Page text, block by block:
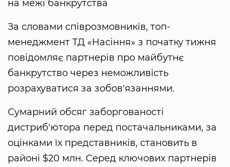
на межі банкрутства
За словами співрозмовників, топ-
менеджмент ТД «Насіння» з початку тижня
повідомляє партнерів про майбутнє
банкрутство через неможливість
розрахуватися за зобов'язаннями.
Сумарний обсяг заборгованості
дистриб'ютора перед постачальниками, за
оцінками їх представників, становить в
районі $20 млн. Серед ключових партнерів